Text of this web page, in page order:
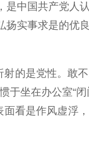
中国共产党人
实事求是的
是党性。敢
于坐在办公室“
面看是作风虚